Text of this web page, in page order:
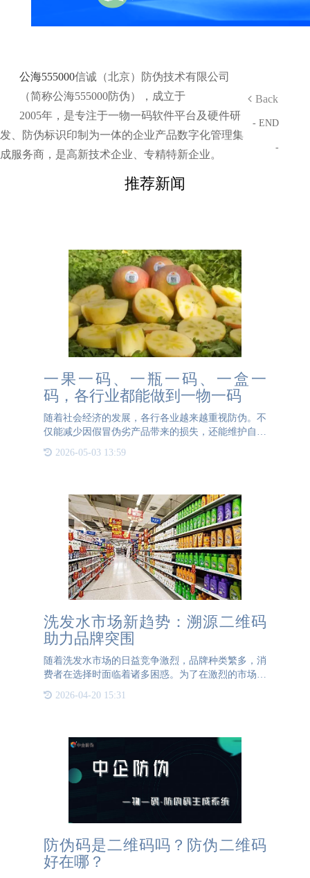
公海555000信诚（北京）防伪技术有限公司
（简称公海555000防伪），成立于
2005年，是专注于一物一码软件平台及硬件研
发、防伪标识印制为一体的企业产品数字化管理集
成服务商，是高新技术企业、专精特新企业。
Back
- END
-
推荐新闻
一果一码、一瓶一码、一盒一
码，各行业都能做到一物一码
随着社会经济的发展，各行各业越来越重视防伪。不
仅能减少因假冒伪劣产品带来的损失，还能维护自己
的品牌形象，一举多得。那么具体不同行业的防伪都
是什么样子的呢？首先我们了解一下水果产业。水
2026-05-03 13:59
洗发水市场新趋势：溯源二维码
助力品牌突围
随着洗发水市场的日益竞争激烈，品牌种类繁多，消
费者在选择时面临着诸多困惑。为了在激烈的市场竞
争中脱颖而出，洗发水品牌必须不断创新，利用各种
优势来赢得消费者的信任和购买欲望。其中，溯源二
2026-04-20 15:31
防伪码是二维码吗？防伪二维码
好在哪？